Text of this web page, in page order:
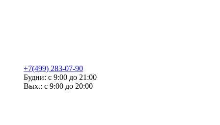
+7(499) 283-07-90
Будни: с 9:00 до 21:00
Вых.: с 9:00 до 20:00